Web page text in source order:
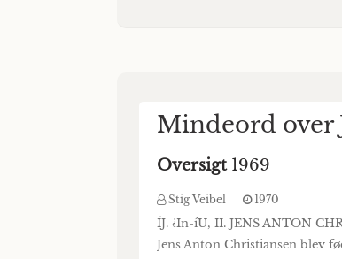
Mindeord over
Oversigt 1969
Stig Veibel 1970
ÍJ. ¿In-íU, II. JENS ANTON
Jens Anton Christiansen blev